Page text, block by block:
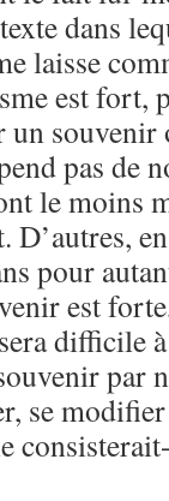
dans
laisse
est fort,
un
pas de
le moins
pour
est
difficile
par
se